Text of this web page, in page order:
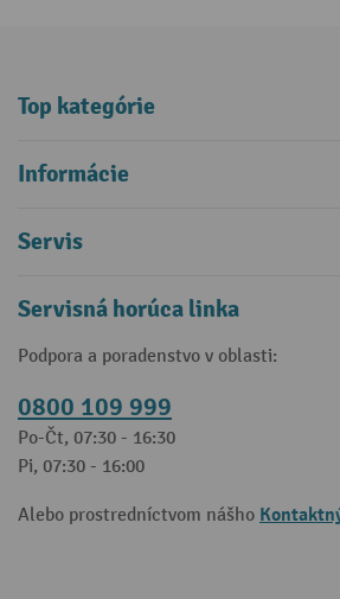
Top kategórie
Informácie
Servis
Servisná horúca linka
Podpora a poradenstvo v oblasti:
0800 109 999
Po-Čt, 07:30 - 16:30
Pi, 07:30 - 16:00
Alebo prostredníctvom nášho